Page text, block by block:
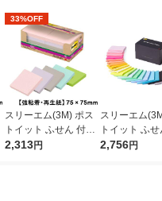
33%OFF
スリーエム(3M) ポス
トイット ふせん 付箋
強粘着・再生紙 ノー
2,313円
スリーエム
トイット ふ
強粘着 アスク
2,756円